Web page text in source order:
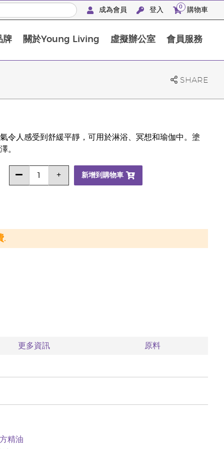
成為會員 登入 0 購物車
牌 關於Young Living 虛擬辦公室 會員服務
SHARE
令人感受到舒緩平靜，可用於淋浴、冥想和瑜伽中。塗
。
新增到購物車
.
更多資訊 原料
精油